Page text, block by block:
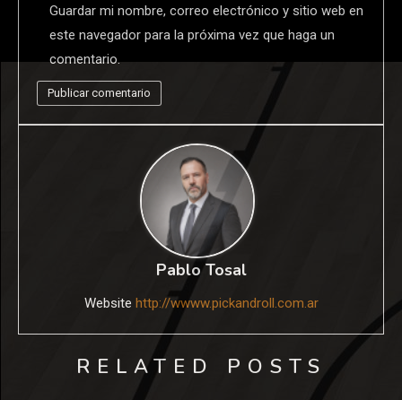
Guardar mi nombre, correo electrónico y sitio web en
este navegador para la próxima vez que haga un
comentario.
Pablo Tosal
Website http://wwww.pickandroll.com.ar
RELATED POSTS